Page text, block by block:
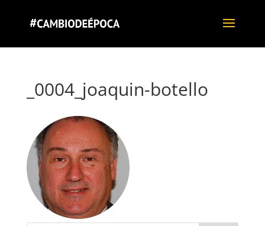
_0004_joaquin-botello